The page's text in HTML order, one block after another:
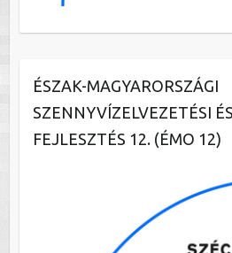
ÉSZAK-MAGYARORSZÁGI
SZENNYVÍZELVEZETÉSI
FEJLESZTÉS 12. (ÉMO 12)